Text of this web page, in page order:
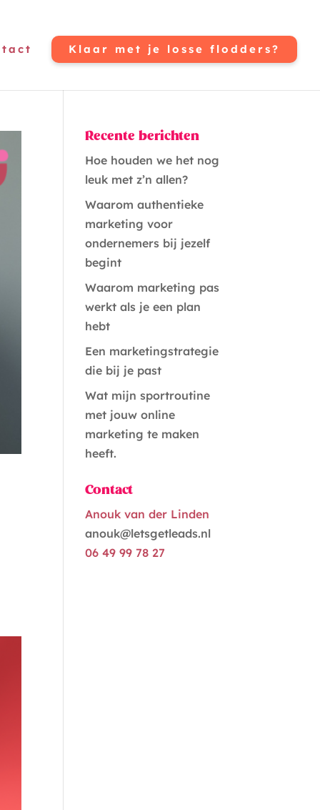
Klaar met je losse flodders?
Recente berichten
Hoe houden we het nog
leuk met z’n allen?
Waarom authentieke
marketing voor
ondernemers bij jezelf
begint
Waarom marketing pas
werkt als je een plan
hebt
Een marketingstrategie
die bij je past
Wat mijn sportroutine
met jouw online
marketing te maken
heeft.
Contact
Anouk van der Linden
anouk@letsgetleads.nl
06 49 99 78 27